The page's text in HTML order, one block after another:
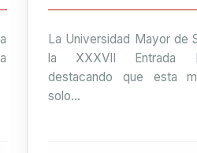
economía paceña
La Universidad Mayor de
la XXXVII Entrada
destacando que esta
solo...